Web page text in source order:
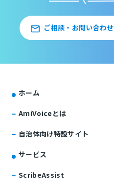
ご相談・お問い合わせ
ホーム
AmiVoiceとは
自治体向け特設サイト
サービス
ScribeAssist